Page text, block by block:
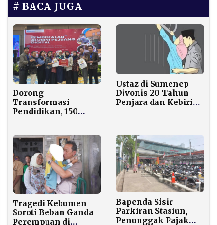
BACA JUGA
Dorong
Transformasi
Pendidikan, 150
Wilayah 3T
Ustaz di Sumenep
Divonis 20 Tahun
Penjara dan Kebiri
Tragedi Kebumen
Soroti Beban Ganda
Perempuan di
Bapenda Sisir
Parkiran Stasiun,
Penunggak Pajak